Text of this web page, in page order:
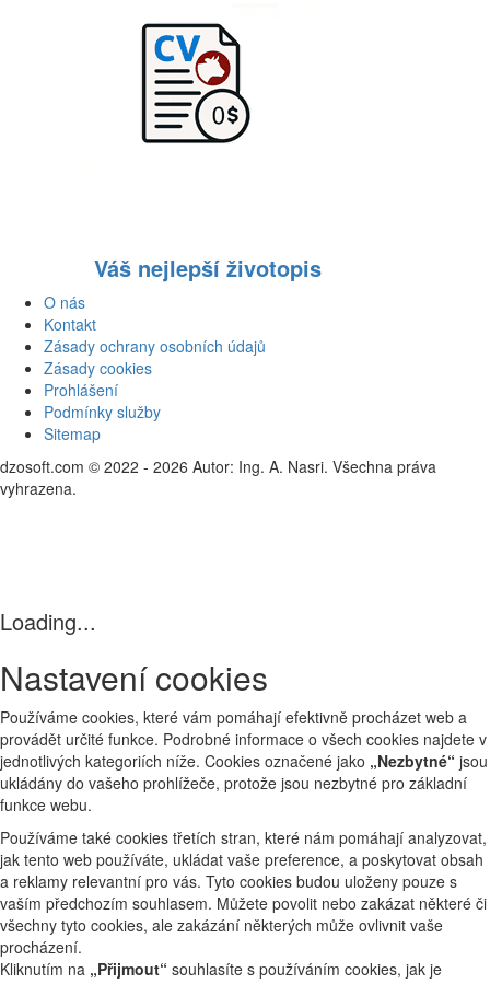
Váš nejlepší životopis
O nás
Kontakt
Zásady ochrany osobních údajů
Zásady cookies
Prohlášení
Podmínky služby
Sitemap
dzosoft.com © 2022 - 2026 Autor: Ing. A. Nasri. Všechna práva
vyhrazena.
Loading...
Nastavení cookies
Používáme cookies, které vám pomáhají efektivně procházet web a
provádět určité funkce. Podrobné informace o všech cookies najdete v
jednotlivých kategoriích níže. Cookies označené jako „Nezbytné“ jsou
ukládány do vašeho prohlížeče, protože jsou nezbytné pro základní
funkce webu.
Používáme také cookies třetích stran, které nám pomáhají analyzovat,
jak tento web používáte, ukládat vaše preference, a poskytovat obsah
a reklamy relevantní pro vás. Tyto cookies budou uloženy pouze s
vaším předchozím souhlasem. Můžete povolit nebo zakázat některé či
všechny tyto cookies, ale zakázání některých může ovlivnit vaše
procházení.
Kliknutím na „Přijmout“ souhlasíte s používáním cookies, jak je